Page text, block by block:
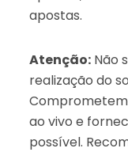
apostas.
Atenção:Não
realização do
ao vivo e
possível.